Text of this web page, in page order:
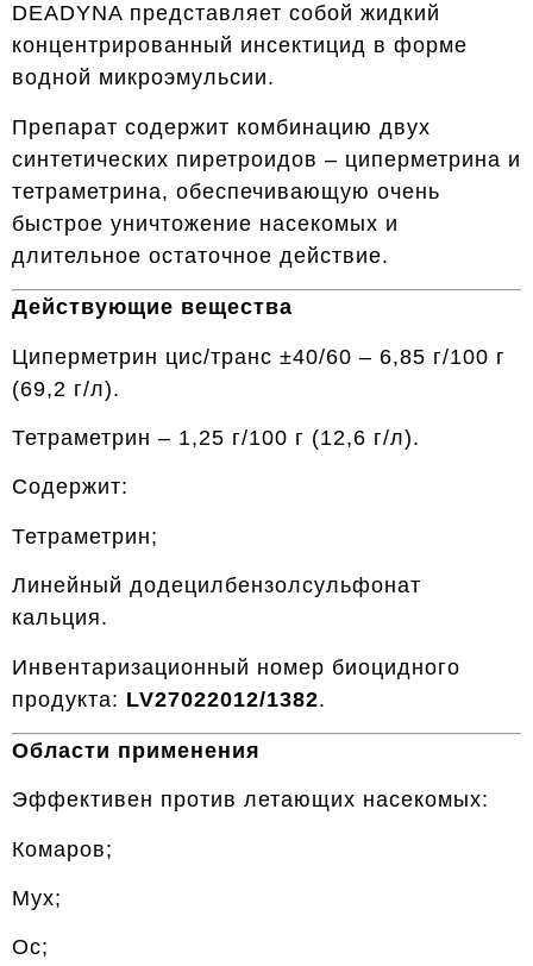
DEADYNA представляет собой жидкий
концентрированный инсектицид в форме
водной микроэмульсии.
Препарат содержит комбинацию двух
синтетических пиретроидов – циперметрина и
тетраметрина, обеспечивающую очень
быстрое уничтожение насекомых и
длительное остаточное действие.
Действующие вещества
Циперметрин цис/транс ±40/60 – 6,85 г/100 г
(69,2 г/л).
Тетраметрин – 1,25 г/100 г (12,6 г/л).
Содержит:
Тетраметрин;
Линейный додецилбензолсульфонат
кальция.
Инвентаризационный номер биоцидного
продукта: LV27022012/1382.
Области применения
Эффективен против летающих насекомых:
Комаров;
Мух;
Ос;